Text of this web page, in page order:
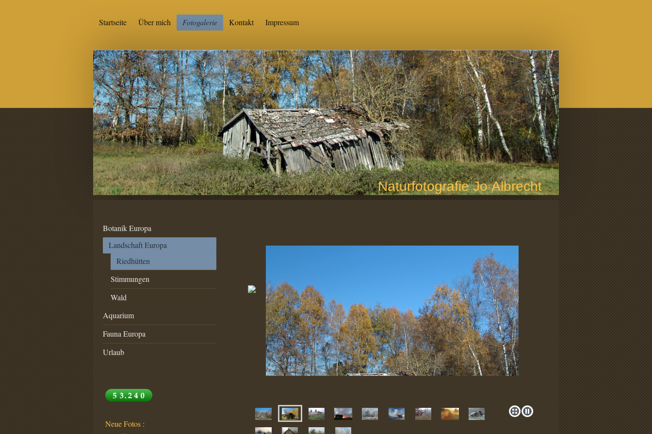
Startseite Über mich Fotogalerie Kontakt Impressum
Naturfotografie Jo Albrecht
Botanik Europa
Landschaft Europa
Riedhütten
Stimmungen
Wald
Aquarium
Fauna Europa
Urlaub
Neue Fotos :